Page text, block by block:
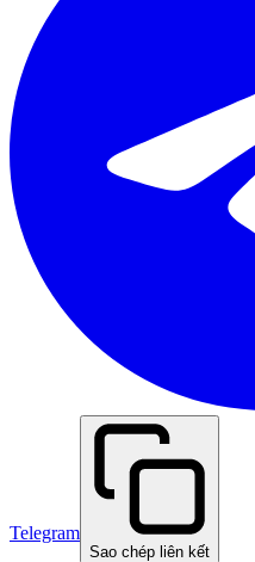
Telegram
Sao chép liên kết